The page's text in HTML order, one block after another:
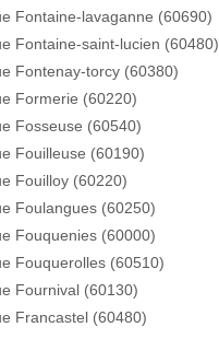
Fontaine-lavaganne (60690)
Fontaine-saint-lucien (60480)
Fontenay-torcy (60380)
Formerie (60220)
Fosseuse (60540)
Fouilleuse (60190)
Fouilloy (60220)
Foulangues (60250)
Fouquenies (60000)
Fouquerolles (60510)
Fournival (60130)
Francastel (60480)